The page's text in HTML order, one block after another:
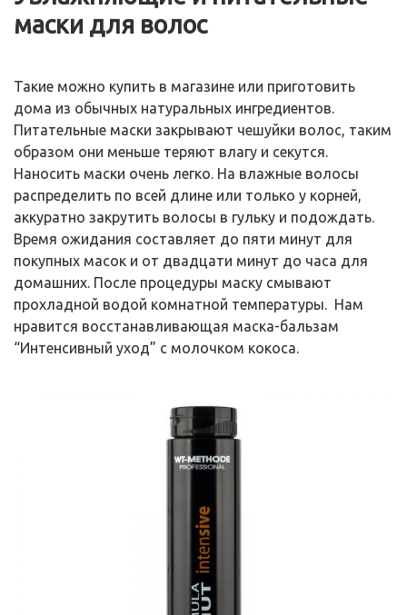
маски для волос
Такие можно купить в магазине или приготовить
дома из обычных натуральных ингредиентов.
Питательные маски закрывают чешуйки волос, таким
образом они меньше теряют влагу и секутся.
Наносить маски очень легко. На влажные волосы
распределить по всей длине или только у корней,
аккуратно закрутить волосы в гульку и подождать.
Время ожидания составляет до пяти минут для
покупных масок и от двадцати минут до часа для
домашних. После процедуры маску смывают
прохладной водой комнатной температуры. Нам
нравится восстанавливающая маска-бальзам
“Интенсивный уход” с молочком кокоса.